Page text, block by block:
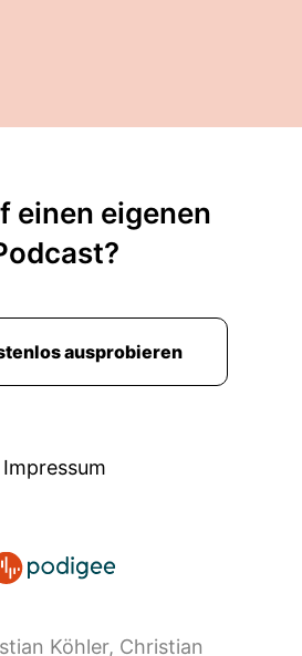
einen eigenen
ausprobieren
Impressum
Köhler, Christian